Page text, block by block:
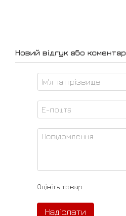
Новий відгук або коментар
Оцініть товар
Надіслати